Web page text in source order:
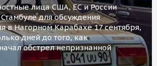
лица США, ЕС и России
для обсуждения
в Нагорном Карабахе 17 сентября,
дней до того, как
обстрел непризнанной